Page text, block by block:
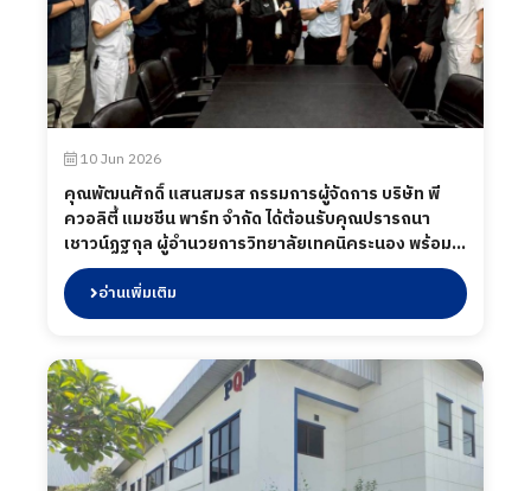
10 Jun 2026
คุณพัฒนศักดิ์ แสนสมรส กรรมการผู้จัดการ บริษัท พี
ควอลิตี้ แมชชีน พาร์ท จำกัด ได้ต้อนรับคุณปรารถนา
เชาวน์ฏฐกุล ผู้อำนวยการวิทยาลัยเทคนิคระนอง พร้อม
ด้วยคณะผู้บริหาร และคณะครู จากวิทยาลัยการอาชีพ
กระบุรี เข้านิเทศการฝึกอาชีพของนักศึกษาสาขาวิชาช่าง
กลโรงงาน (ระบบทวิภาคี) พร้อมเยี่ยมชมพื้นที่ไลน์การ
มิถุนายน 2569
อ่านเพิ่มเติม